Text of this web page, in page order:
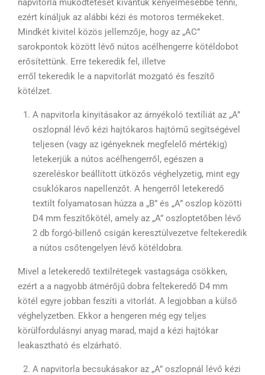
napvitorla működtetését kívántuk kényelmesebbé tenni,
ezért kínáljuk az alábbi kézi és motoros termékeket.
Mindkét kivitel közös jellemzője, hogy az „AC”
sarokpontok között lévő nútos acélhengerre kötéldobot
erősítettünk. Erre tekeredik fel, illetve
erről tekeredik le a napvitorlát mozgató és feszítő
kötélzet.
A napvitorla kinyitásakor az árnyékoló textíliát az „A”
oszlopnál lévő kézi hajtókaros hajtómű segítségével
teljesen (vagy az igényeknek megfelelő mértékig)
letekerjük a nútos acélhengerről, egészen a
szereléskor beállított ütközős véghelyzetig, mint egy
csuklókaros napellenzőt. A hengerről letekeredő
textilt folyamatosan húzza a „B” és „A” oszlop közötti
D4 mm feszítőkötél, amely az „A” oszloptetőben lévő
2 db forgó-billenő csigán keresztülvezetve feltekeredik
a nútos csőtengelyen lévő kötéldobra.
Mivel a letekeredő textilrétegek vastagsága csökken,
ezért a a nagyobb átmérőjű dobra feltekeredő D4 mm
kötél egyre jobban feszíti a vitorlát. A legjobban a külső
véghelyzetben. Ekkor a hengeren még egy teljes
körülfordulásnyi anyag marad, majd a kézi hajtókar
leakasztható és elzárható.
A napvitorla becsukásakor az „A” oszlopnál lévő kézi